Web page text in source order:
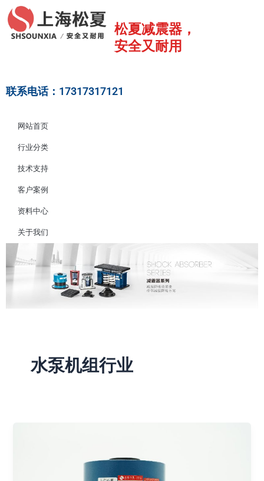
至
松夏减震器，
安全又耐用
联系电话：17317317121
网站首页
行业分类
技术支持
客户案例
资料中心
关于我们
水泵机组行业